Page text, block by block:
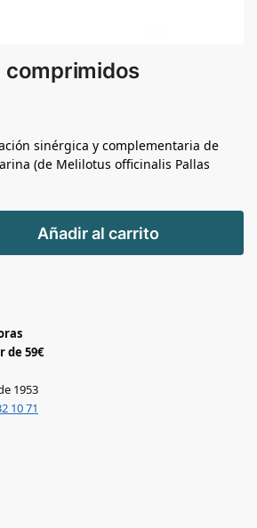
sinérgica y complementaria de
(de Melilotus officinalis Pallas
Añadir al carrito
de 59€
1953
10 71